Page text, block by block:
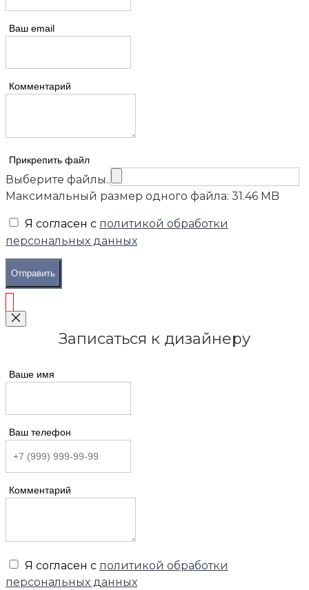
Ваш email
Комментарий
Прикрепить файл
Выберите файлы..
Максимальный размер одного файла: 31.46 MB
Я согласен с политикой обработки
персональных данных
Отправить
Записаться к дизайнеру
Ваше имя
Ваш телефон
Комментарий
Я согласен с политикой обработки
персональных данных